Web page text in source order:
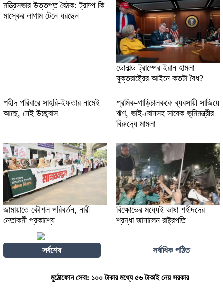
মন্ত্রিসভার উত্তপ্ত বৈঠক: ট্রাম্প কি
মাস্কের লাগাম টেনে ধরছেন
ডোনাল্ড ট্রাম্পের ইরান হামলা
যুক্তরাষ্ট্রের আইনে কতটা বৈধ?
শহীদ পরিবারে সাহ্‌রি-ইফতার নামেই
আছে, নেই উচ্ছ্বাস
শ্রমিক-গাড়িচালককে ব্যবসায়ী সাজিয়ে
ঋণ, ভাই-বোনসহ সাবেক ভূমিমন্ত্রীর
বিরুদ্ধে মামলা
জামায়াতে কৌশল পরিবর্তন, নারী
নেতাকর্মী প্রকাশ্যে
বিক্ষোভের মধ্যেই ভাষা শহীদদের
শ্রদ্ধা জানালেন রাষ্ট্রপতি
সর্বশেষ সর্বাধিক পঠিত
মুঠোফোন সেবা: ১০০ টাকার মধ্যে ৫৬ টাকাই নেয় সরকার